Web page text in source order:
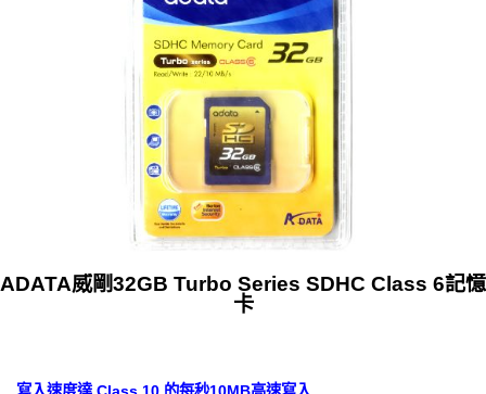
ADATA威剛32GB Turbo Series SDHC Class 6記憶
卡